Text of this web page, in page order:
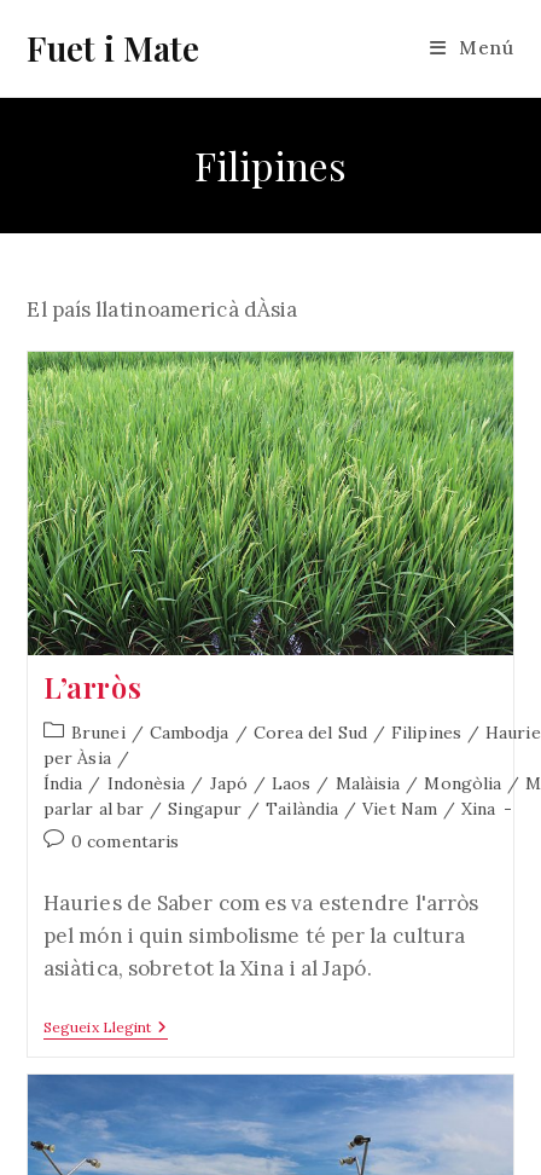
contingut
Fuet i Mate Menú
Filipines
El país llatinoamericà dÀsia
L’arròs
Categoria
de
l'entrada:
Brunei / Cambodja / Corea del Sud / Filipines /
per Àsia /
Índia / Indonèsia / Japó / Laos / Malàisia / Mongòlia /
parlar al bar / Singapur / Tailàndia / Viet Nam / Xina
Comentaris
0 comentaris
Hauries de Saber com es va estendre l'arròs
pel món i quin simbolisme té per la cultura
asiàtica, sobretot la Xina i al Japó.
Segueix LlegintL’arròs